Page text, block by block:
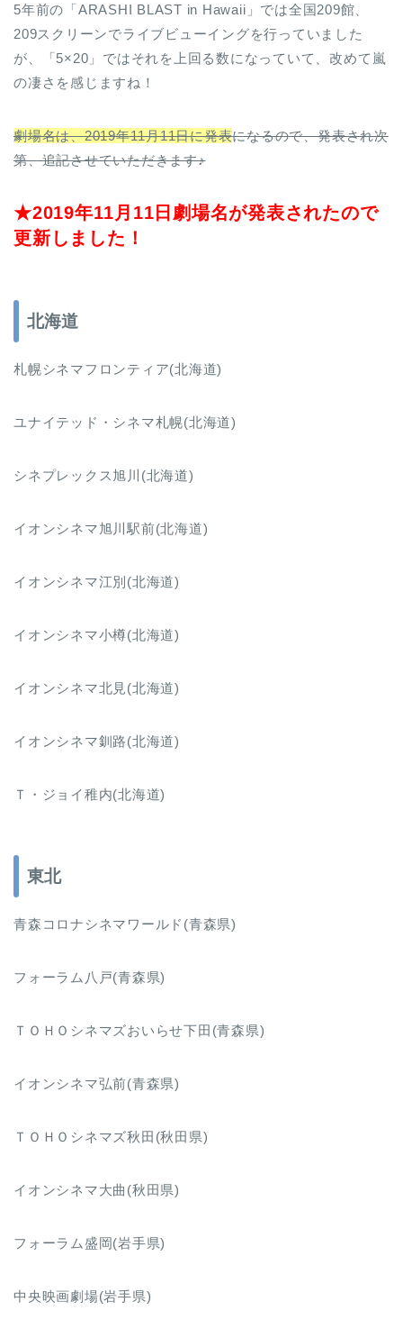
5年前の「ARASHI BLAST in Hawaii」では全国209館、
209スクリーンでライブビューイングを行っていました
が、「5×20」ではそれを上回る数になっていて、改めて嵐
の凄さを感じますね！
劇場名は、2019年11月11日に発表になるので、発表され次
第、追記させていただきます♪
★2019年11月11日劇場名が発表されたので
更新しました！
北海道
札幌シネマフロンティア(北海道)
ユナイテッド・シネマ札幌(北海道)
シネプレックス旭川(北海道)
イオンシネマ旭川駅前(北海道)
イオンシネマ江別(北海道)
イオンシネマ小樽(北海道)
イオンシネマ北見(北海道)
イオンシネマ釧路(北海道)
Ｔ・ジョイ稚内(北海道)
東北
青森コロナシネマワールド(青森県)
フォーラム八戸(青森県)
ＴＯＨＯシネマズおいらせ下田(青森県)
イオンシネマ弘前(青森県)
ＴＯＨＯシネマズ秋田(秋田県)
イオンシネマ大曲(秋田県)
フォーラム盛岡(岩手県)
中央映画劇場(岩手県)